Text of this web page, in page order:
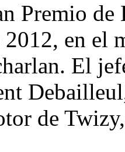
Premio de
en el
El
de